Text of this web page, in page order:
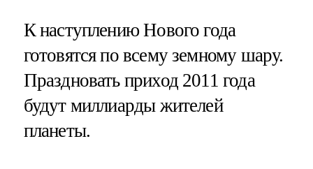
К наступлению Нового года
готовятся по всему земному шару.
Праздновать приход 2011 года
будут миллиарды жителей
планеты.